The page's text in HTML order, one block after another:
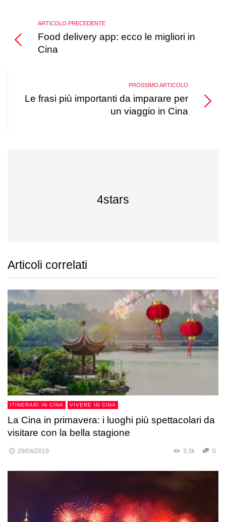
ARTICOLO PRECEDENTE
Food delivery app: ecco le migliori in
Cina
PROSSIMO ARTICOLO
Le frasi più importanti da imparare per
un viaggio in Cina
4stars
Articoli correlati
ITINERARI IN CINA VIVERE IN CINA
La Cina in primavera: i luoghi più spettacolari da
visitare con la bella stagione
29/04/2019 3.3k 0